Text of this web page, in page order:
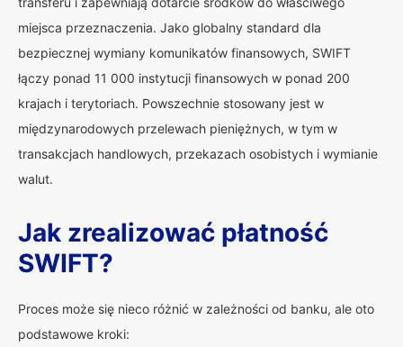
miejsca przeznaczenia. Jako globalny standard dla
bezpiecznej wymiany komunikatów finansowych, SWIFT
łączy ponad 11 000 instytucji finansowych w ponad 200
krajach i terytoriach. Powszechnie stosowany jest w
międzynarodowych przelewach pieniężnych, w tym w
transakcjach handlowych, przekazach osobistych i wymianie
walut.
Jak zrealizować płatność
SWIFT?
Proces może się nieco różnić w zależności od banku, ale oto
podstawowe kroki: